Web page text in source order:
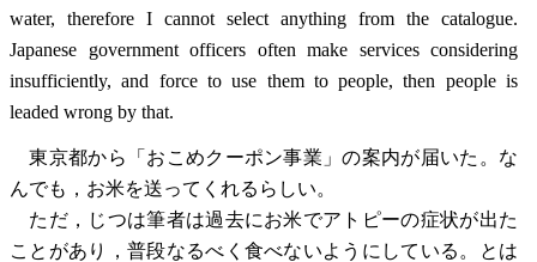
water, therefore I cannot select anything from the catalogue.
Japanese government officers often make services considering
insufficiently, and force to use them to people, then people is
leaded wrong by that.
東京都から「おこめクーポン事業」の案内が届いた。な
んでも，お米を送ってくれるらしい。
ただ，じつは筆者は過去にお米でアトピーの症状が出た
ことがあり，普段なるべく食べないようにしている。とは